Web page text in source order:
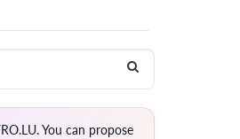
You can propose